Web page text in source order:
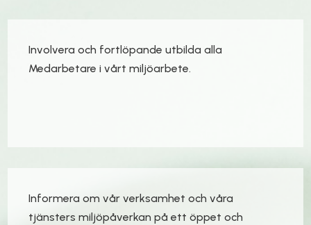
Involvera och fortlöpande utbilda alla
Medarbetare i vårt miljöarbete.
Informera om vår verksamhet och våra
tjänsters miljöpåverkan på ett öppet och